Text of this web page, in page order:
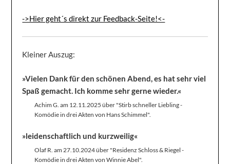
->Hier geht´s direkt zur Feedback-Seite!<-
Kleiner Auszug:
»Vielen Dank für den schönen Abend, es hat sehr viel
Spaß gemacht. Ich komme sehr gerne wieder.«
Achim G. am 12.11.2025 über "Stirb schneller Liebling -
Komödie in drei Akten von Hans Schimmel".
»leidenschaftlich und kurzweilig«
Olaf R. am 27.10.2024 über "Residenz Schloss & Riegel -
Komödie in drei Akten von Winnie Abel".